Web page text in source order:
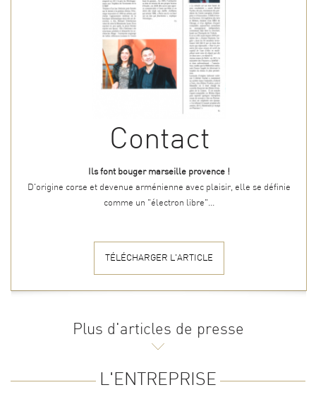
Contact
Ils font bouger marseille provence !
D'origine corse et devenue arménienne avec plaisir, elle se définie
comme un "électron libre"...
TÉLÉCHARGER L'ARTICLE
Plus d'articles de presse
L'ENTREPRISE